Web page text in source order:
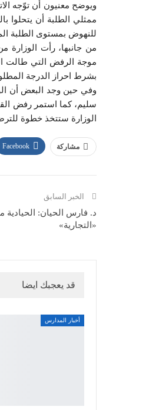
ويوضح معنيون أن توّجه
ممثلي الطلبة أن يتحلوا
للنهوض بمستوى الطلبة
من جانبها، رأت الوزارة
موجة الرفض التي طالت
بشرط احراز الدرجة
وفي حين وجد البعض أن
سليم، كما استمر رفض
الوزارة ستتخذ خطوة
مشاركة Facebook
الخبر السابق
د. فارس الحيان: الحيادية
«التجارية»
قد يعجبك ايضا
أخبار المدارس